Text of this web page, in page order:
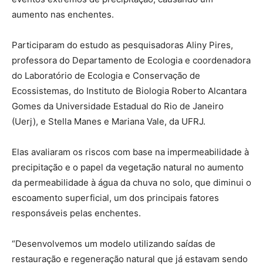
aumento nas enchentes.
Participaram do estudo as pesquisadoras Aliny Pires,
professora do Departamento de Ecologia e coordenadora
do Laboratório de Ecologia e Conservação de
Ecossistemas, do Instituto de Biologia Roberto Alcantara
Gomes da Universidade Estadual do Rio de Janeiro
(Uerj), e Stella Manes e Mariana Vale, da UFRJ.
Elas avaliaram os riscos com base na impermeabilidade à
precipitação e o papel da vegetação natural no aumento
da permeabilidade à água da chuva no solo, que diminui o
escoamento superficial, um dos principais fatores
responsáveis pelas enchentes.
“Desenvolvemos um modelo utilizando saídas de
restauração e regeneração natural que já estavam sendo